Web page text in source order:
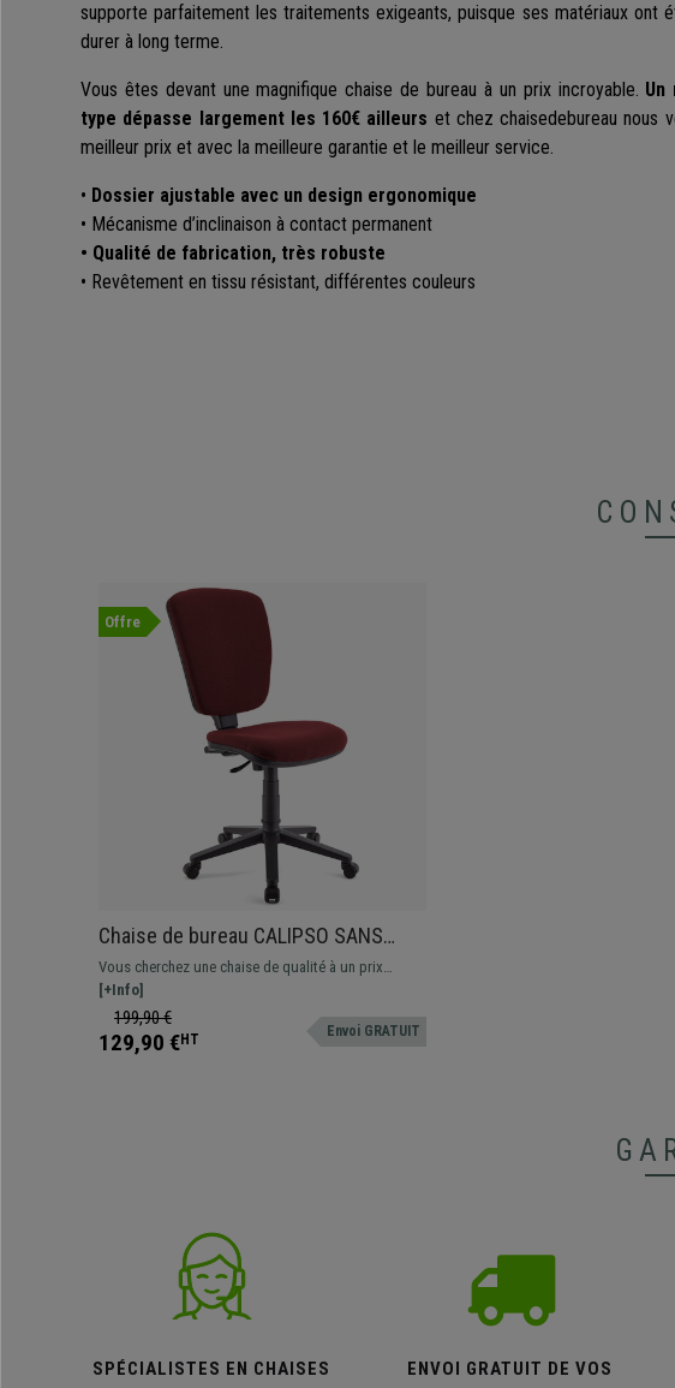
supporte parfaitement les traitements exigeants, puisque ses matériaux ont
durer à long terme.
Vous êtes devant une magnifique chaise de bureau à un prix incroyable. Un
type dépasse largement les 160€ ailleurs et chez chaisedebureau nous
meilleur prix et avec la meilleure garantie et le meilleur service.
• Dossier ajustable avec un design ergonomique
• Mécanisme d’inclinaison à contact permanent
• Qualité de fabrication, très robuste
• Revêtement en tissu résistant, différentes couleurs
Offre
Chaise de bureau CALIPSO SANS
ACCOUDOIRS, Dossier Ajustable, En
Tissu Résistant, Bordeaux
Vous cherchez une chaise de qualité à un prix
imbattable? Voici un modèle confortable et
résistant, idéal pour une utilisation quotidienne.
Disponible en différentes couleurs.
[+Info]
199,90 €
129,90 €HT Envoi GRATUIT
SPÉCIALISTES EN CHAISES
ENVOI GRATUIT DE VOS